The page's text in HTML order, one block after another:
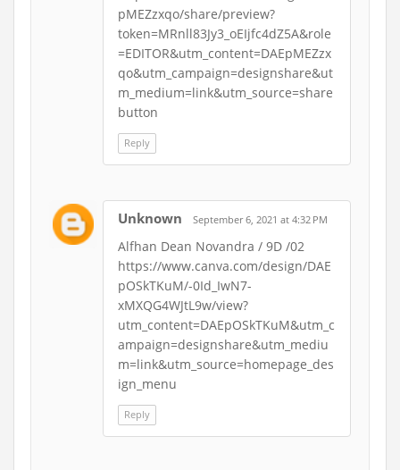
pMEZzxqo/share/preview?
token=MRnll83Jy3_oEIjfc4dZ5A&role
=EDITOR&utm_content=DAEpMEZzx
qo&utm_campaign=designshare&ut
m_medium=link&utm_source=share
button
Reply
Unknown September 6, 2021 at 4:32 PM
Alfhan Dean Novandra / 9D /02
https://www.canva.com/design/DAE
pOSkTKuM/-0Id_IwN7-
xMXQG4WJtL9w/view?
utm_content=DAEpOSkTKuM&utm_c
ampaign=designshare&utm_mediu
m=link&utm_source=homepage_des
ign_menu
Reply